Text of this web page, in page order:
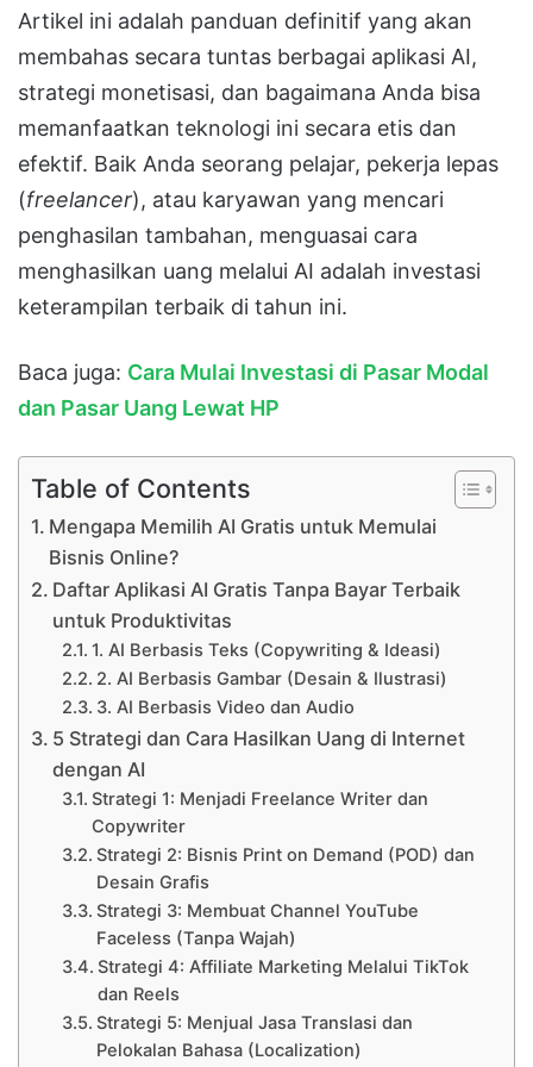
Artikel ini adalah panduan definitif yang akan
membahas secara tuntas berbagai aplikasi AI,
strategi monetisasi, dan bagaimana Anda bisa
memanfaatkan teknologi ini secara etis dan
efektif. Baik Anda seorang pelajar, pekerja lepas
(freelancer), atau karyawan yang mencari
penghasilan tambahan, menguasai cara
menghasilkan uang melalui AI adalah investasi
keterampilan terbaik di tahun ini.
Baca juga: Cara Mulai Investasi di Pasar Modal
dan Pasar Uang Lewat HP
Table of Contents
Mengapa Memilih AI Gratis untuk Memulai
Bisnis Online?
Daftar Aplikasi AI Gratis Tanpa Bayar Terbaik
untuk Produktivitas
1. AI Berbasis Teks (Copywriting & Ideasi)
2. AI Berbasis Gambar (Desain & Ilustrasi)
3. AI Berbasis Video dan Audio
5 Strategi dan Cara Hasilkan Uang di Internet
dengan AI
Strategi 1: Menjadi Freelance Writer dan
Copywriter
Strategi 2: Bisnis Print on Demand (POD) dan
Desain Grafis
Strategi 3: Membuat Channel YouTube
Faceless (Tanpa Wajah)
Strategi 4: Affiliate Marketing Melalui TikTok
dan Reels
Strategi 5: Menjual Jasa Translasi dan
Pelokalan Bahasa (Localization)